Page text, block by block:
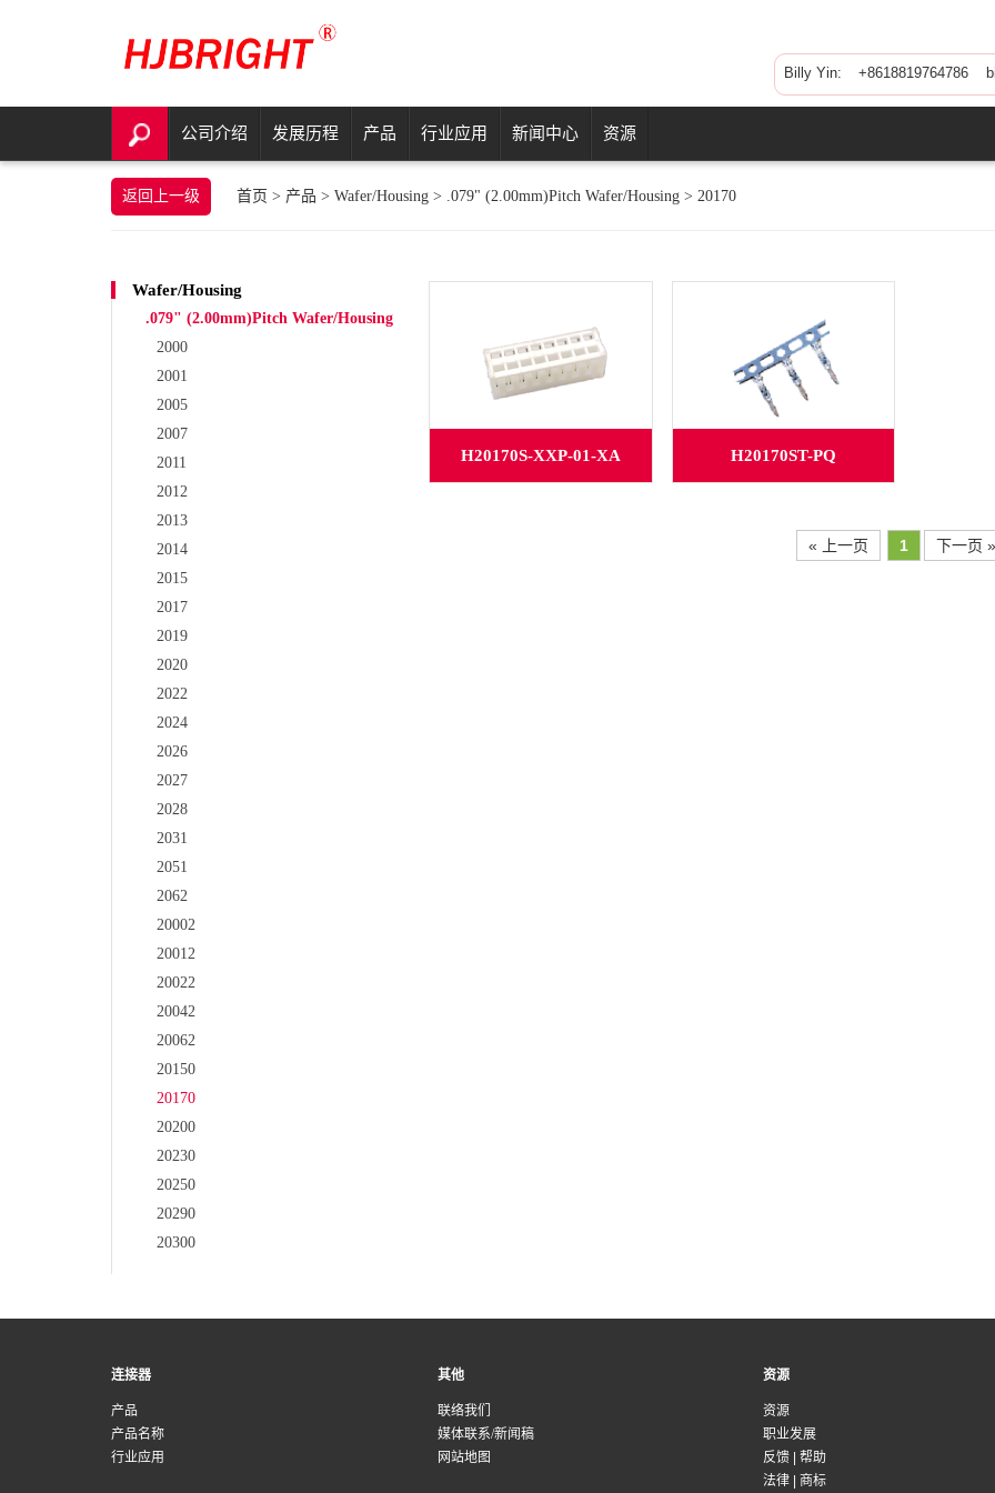
Billy Yin: +8618819764786
公司介绍 发展历程 产品 行业应用 新闻中心 资源
返回上一级 首页 > 产品 > Wafer/Housing > .079" (2.00mm)Pitch Wafer/Housing > 20170
Wafer/Housing
.079" (2.00mm)Pitch Wafer/Housing
2000
2001
2005
2007
2011
2012
2013
2014
2015
2017
2019
2020
2022
2024
2026
2027
2028
2031
2051
2062
20002
20012
20022
20042
20062
20150
20170
20200
20230
20250
20290
20300
H20170S-XXP-01-XA H20170ST-PQ
« 上一页 1 下一页 »
连接器
产品
产品名称
行业应用
其他
联络我们
媒体联系/新闻稿
网站地图
资源
资源
职业发展
反馈
帮助
法律
商标